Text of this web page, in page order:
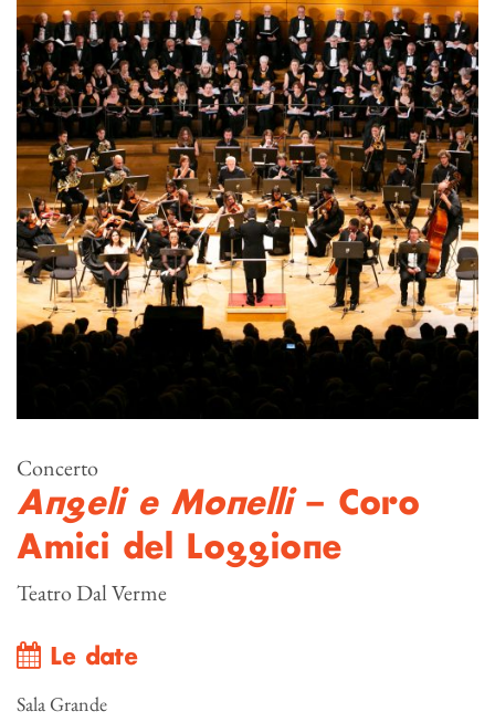
Concerto
Angeli e Monelli– Coro
Amici del Loggione
Teatro Dal Verme
Le date
Sala Grande